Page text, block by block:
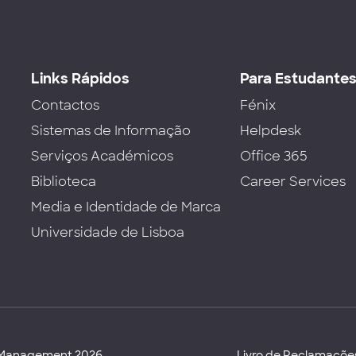
Links Rápidos
Contactos
Sistemas de Informação
Serviços Académicos
Biblioteca
Media e Identidade de Marca
Universidade de Lisboa
Para
Fénix
Helpdesk
Office 365
Career Services